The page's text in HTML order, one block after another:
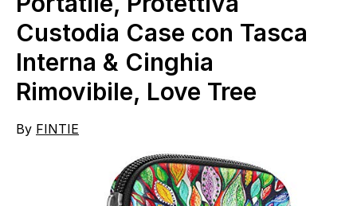
Custodia Case con Tasca
Interna & Cinghia
Rimovibile, Love Tree
By FINTIE